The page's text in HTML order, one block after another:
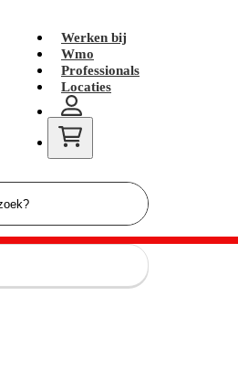
Werken bij
Wmo
Professionals
Locaties